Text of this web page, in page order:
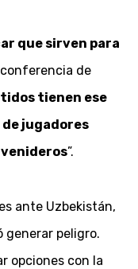
que sirven para
conferencia de
tienen ese
jugadores
venideros”.
ante Uzbekistán,
generar peligro.
opciones con la